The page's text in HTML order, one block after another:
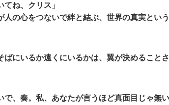
てね、クリス」
人の心をつないで絆と結ぶ、世界の真実とい
ばにいるか遠くにいるかは、翼が決めること
で、奏。私、あなたが言うほど真面目じゃ無